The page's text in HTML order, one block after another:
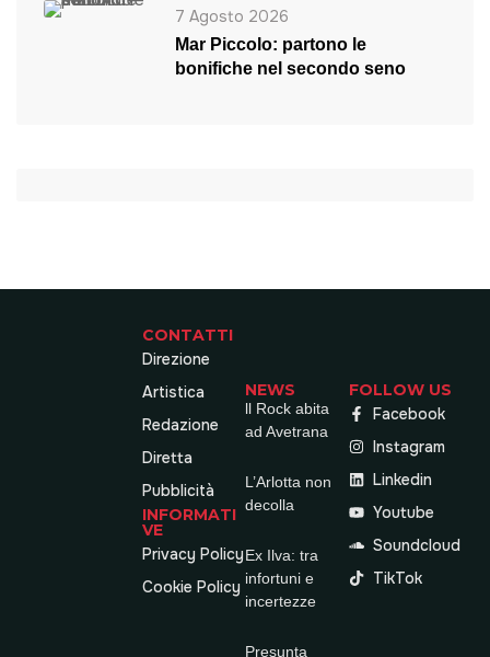
7 Agosto 2026
Mar Piccolo: partono le
bonifiche nel secondo seno
CONTATTI
Direzione
Artistica
Redazione
Diretta
Pubblicità
INFORMATI
VE
Privacy Policy
Cookie Policy
NEWS
ll Rock abita
ad Avetrana
L’Arlotta non
decolla
Ex Ilva: tra
infortuni e
incertezze
Presunta
FOLLOW US
Facebook
Instagram
Linkedin
Youtube
Soundcloud
TikTok